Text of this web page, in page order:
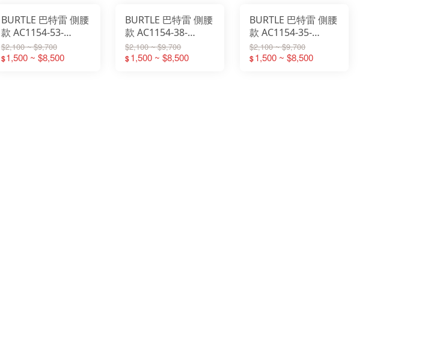
BURTLE 巴特雷 側腰
款 AC1154-53-
30V【53風暴灰】
$2,100 ~ $9,700
$1,500 ~ $8,500
BURTLE 巴特雷 側腰
款 AC1154-38-
30V【38迷彩黑】
$2,100 ~ $9,700
$1,500 ~ $8,500
BURTLE 巴特雷 側腰
款 AC1154-35-
30V【35黑色】
$2,100 ~ $9,700
$1,500 ~ $8,500